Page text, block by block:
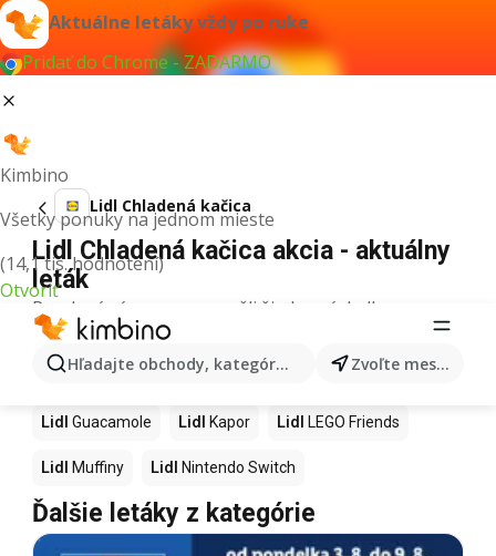
Aktuálne letáky vždy po ruke
Pridať do Chrome - ZADARMO
Kimbino
Všetky ponuky na jednom mieste
(14,1 tis. hodnotení)
Otvoriť
Hľadajte obchody, kategórie, produkty... Zvoľte mesto
Lidl Chladená kačica
Lidl Chladená kačica akcia - aktuálny
leták
Pre daný výraz sme nenašli žiadne výsledky.
Ďalšie produkty v obchodoch Lidl
Lidl Hurmikaki Ashwagandha Lidl
Lidl Guacamole Lidl Kapor Lidl LEGO Friends
Lidl Muffiny Lidl Nintendo Switch
Ďalšie letáky z kategórie